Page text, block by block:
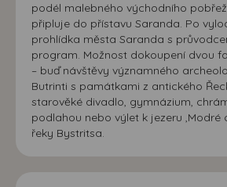
podél malebného východního
připluje do přístavu Saranda. Po
prohlídka města Saranda s
program. Možnost dokoupení dvou
– buď návštěvy významného
Butrinti s památkami z antického
starověké divadlo, gymnázium,
podlahou nebo výlet k jezeru ‚Modré
řeky Bystritsa.